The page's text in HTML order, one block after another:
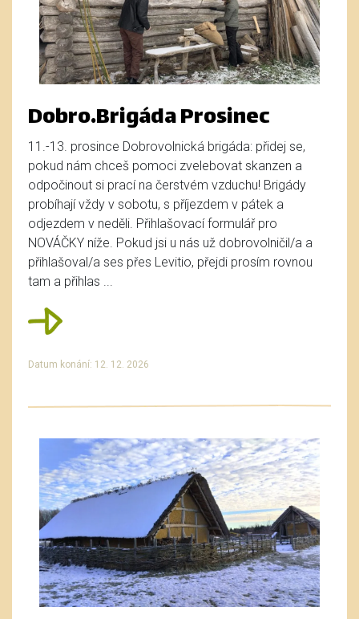
Dobro.Brigáda Prosinec
11.-13. prosince Dobrovolnická brigáda: přidej se,
pokud nám chceš pomoci zvelebovat skanzen a
odpočinout si prací na čerstvém vzduchu! Brigády
probíhají vždy v sobotu, s příjezdem v pátek a
odjezdem v neděli. Přihlašovací formulář pro
NOVÁČKY níže. Pokud jsi u nás už dobrovolničil/a a
přihlašoval/a ses přes Levitio, přejdi prosím rovnou
tam a přihlas ...
Datum konání: 12. 12. 2026